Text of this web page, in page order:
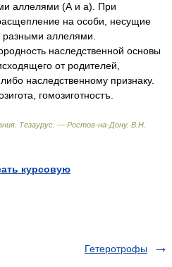
аллелями (А и а). При
на особи, несущие
разными аллелями.
наследственной основы
от родителей,
наследственному признаку.
гомозиготностъ.
Тезаурус. — Ростов-на-Дону. В.Н.
курсовую
Гетеротрофы